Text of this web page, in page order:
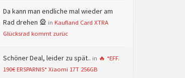
Da kann man endliche mal wieder am
Rad drehen 🎡 in Kaufland Card XTRA
Glücksrad kommt zurüc
Schöner Deal, leider zu spät.. in 🔥 *EFF.
190€ ERSPARNIS* Xiaomi 17T 256GB